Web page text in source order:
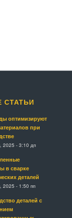
СТАТЬИ
оптимизируют
при
2025 - 3:10 дп
в сварке
деталей
2025 - 1:50 пп
деталей с